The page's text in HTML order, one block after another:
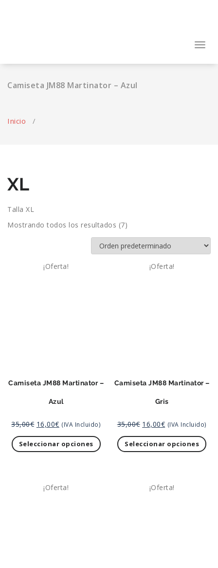
Camiseta JM88 Martinator – Azul
Inicio /
XL
Talla XL
Mostrando todos los resultados (7)
¡Oferta!
Camiseta JM88 Martinator –
Azul
35,00€ 16,00€ (IVA Incluido)
Seleccionar opciones
¡Oferta!
Camiseta JM88 Martinator –
Gris
35,00€ 16,00€ (IVA Incluido)
Seleccionar opciones
¡Oferta! ¡Oferta!